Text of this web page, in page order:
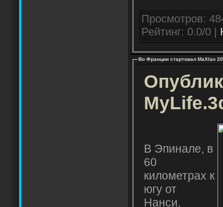
Рейтинг: 0.0/0 |
Во Франции стартовал MaXlan
В Эпинале, в
60
километрах к
югу от
Нанси,